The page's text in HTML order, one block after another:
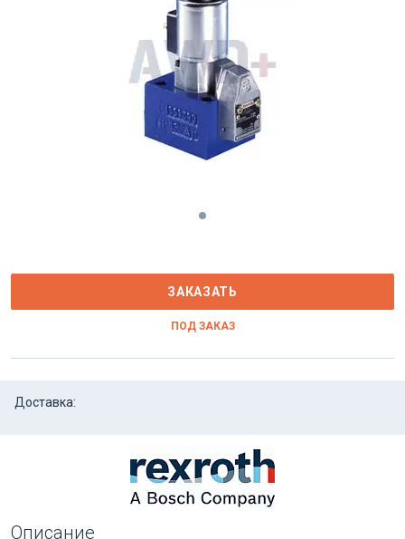
ЗАКАЗАТЬ
ПОД ЗАКАЗ
Доставка:
Описание